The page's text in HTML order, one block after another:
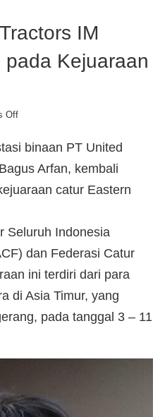
IM
Kejuaraan
Off
binaan PT United
Arfan, kembali
catur Eastern
Seluruh Indonesia
dan Federasi Catur
ini terdiri dari para
di Asia Timur, yang
pada tanggal 3 – 11